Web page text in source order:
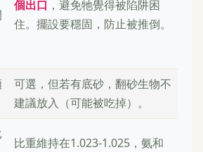
個出口 ，避免牠覺得被陷阱困
住。擺設要穩固，防止被推倒。
可選，但若有底砂，翻砂生物不
建議放入（可能被吃掉）。
比重維持在1.023-1.025，氨和